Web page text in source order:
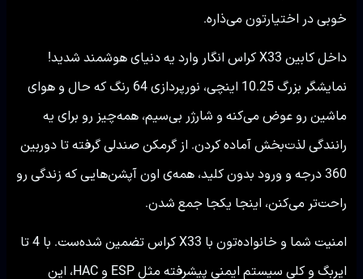
خوبی در اختیارتون می‌ذاره.
داخل کابین X33 کراس انگار وارد یه دنیای هوشمند شدید!
نمایشگر بزرگ 10.25 اینچی، نورپردازی 64 رنگ که حال و هوای
ماشین رو عوض می‌کنه و شارژر بی‌سیم، همه‌چیز رو برای یه
رانندگی لذت‌بخش آماده کردن. از گرمکن صندلی گرفته تا دوربین
360 درجه و ورود بدون کلید، همه‌ی اون آپشن‌هایی که زندگی رو
راحت‌تر می‌کنن، اینجا یکجا جمع شدن.
امنیت شما و خانواده‌تون با X33 کراس تضمین شده‌ست. با 4 تا
ایربگ و کلی سیستم ایمنی پیشرفته مثل ESP و HAC، این